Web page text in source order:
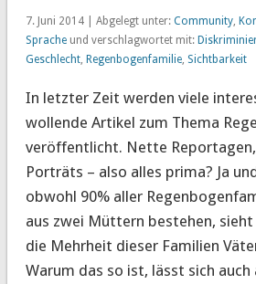
7. Juni 2014 | Abgelegt unter: Community,
Spracheund verschlagwortet mit:
Geschlecht, Regenbogenfamilie, Sichtbarkeit
In letzter Zeit werden viele
wollende Artikel zum Thema
veröffentlicht. Nette
Porträts – also alles prima? Ja
obwohl 90% aller
aus zwei Müttern bestehen, sieht
die Mehrheit dieser Familien
Warum das so ist, lässt sich auch